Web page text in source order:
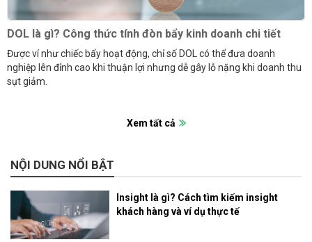
DOL là gì? Công thức tính đòn bẩy kinh doanh chi tiết
Được ví như chiếc bẩy hoạt động, chỉ số DOL có thể đưa doanh
nghiệp lên đỉnh cao khi thuận lợi nhưng dễ gây lỗ nặng khi doanh thu
sụt giảm.
Xem tất cả
NỘI DUNG NỔI BẬT
Insight là gì? Cách tìm kiếm insight
khách hàng và ví dụ thực tế